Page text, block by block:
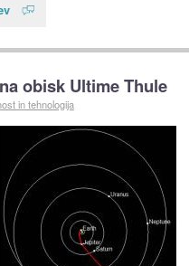
obisk Ultime Thule
in tehnologija